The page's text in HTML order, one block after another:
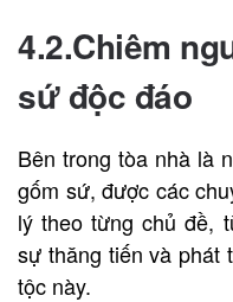
4.2.Chiêm
sứ độc đáo
Bên trong tòa nhà là
gốm sứ, được các
lý theo từng chủ đề,
sự thăng tiến và phát
tộc này.